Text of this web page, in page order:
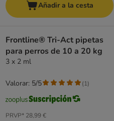
Añadir a la cesta
Frontline® Tri-Act pipetas
para perros de 10 a 20 kg
3 x 2 ml
PRVP* 28,99 €
Valorar: 5/5 (1)